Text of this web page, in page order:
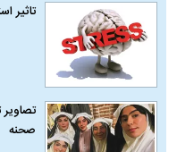
تاثیر
صحنه